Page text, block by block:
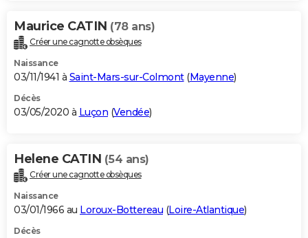
Maurice CATIN (78 ans)
Créer une cagnotte obsèques
Naissance
03/11/1941 à Saint-Mars-sur-Colmont(Mayenne)
Décès
03/05/2020 à Luçon (Vendée)
Helene CATIN (54 ans)
Créer une cagnotte obsèques
Naissance
03/01/1966 au Loroux-Bottereau (Loire-Atlantique)
Décès